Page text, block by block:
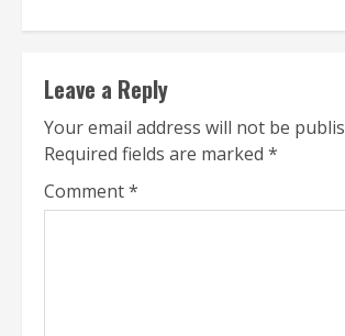
Leave a Reply
Your email address will not be
Required fields are marked *
Comment*